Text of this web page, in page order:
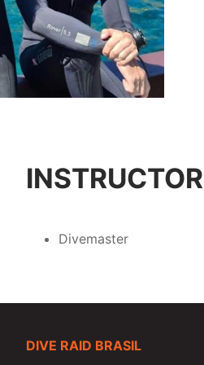
INSTRUCTOR
Divemaster
DIVE RAID BRASIL